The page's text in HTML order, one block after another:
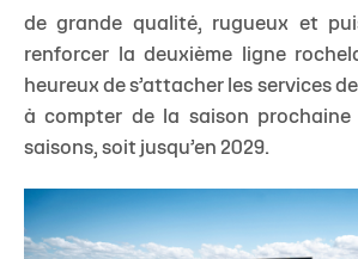
de grande qualité, rugueux et
renforcer la deuxième ligne
heureux de s’attacher les services
à compter de la saison
saisons, soit jusqu’en 2029.